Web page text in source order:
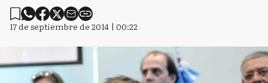
17 de septiembre de 2014 | 00:22